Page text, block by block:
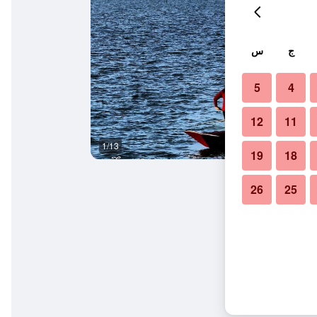
1/13
ج س
4
5
11
12
18
19
25
26